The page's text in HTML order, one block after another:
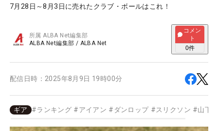
7月28日～8月3日に売れたクラブ・ボールはこれ！
所属ALBA Net編集部
ALBA Net編集部 / ALBA Net
コメン
ト
0件
配信日時： 2025年8月9日 19時00分
ギア #ランキング #アイアン # ダンロップ #スリクソン #山下